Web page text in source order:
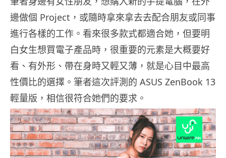
邊做個 Project，或隨時拿來拿去去配合朋友或同事
進行各樣的工作。看來很多款式都適合她，但要明
白女生想買電子產品時，很重要的元素是大概要好
看、有外形、帶在身時又輕又薄，就是心目中最高
性價比的選擇。筆者這次評測的 ASUS ZenBook 13
輕量版，相信很符合她們的要求。